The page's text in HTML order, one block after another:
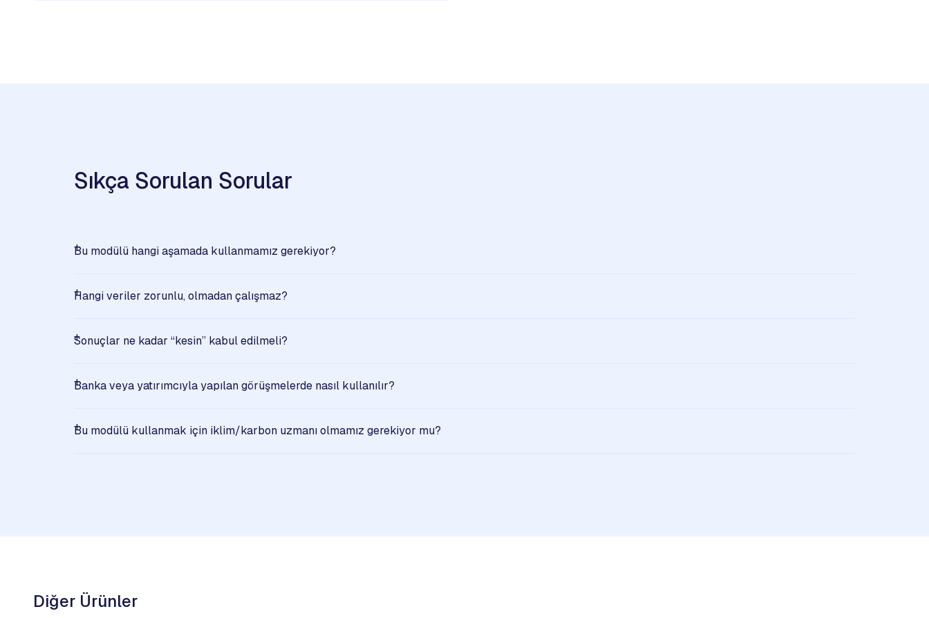
Sıkça Sorulan Sorular
Bu modülü hangi aşamada kullanmamız gerekiyor?
Hangi veriler zorunlu, olmadan çalışmaz?
Sonuçlar ne kadar “kesin” kabul edilmeli?
Banka veya yatırımcıyla yapılan görüşmelerde nasıl kullanılır?
Bu modülü kullanmak için iklim/karbon uzmanı olmamız gerekiyor mu?
Diğer Ürünler